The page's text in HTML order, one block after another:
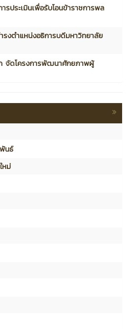
รประเมินเพื่อรับโอนข้าราชการพล
งตำแหน่งอธิการบดีมหาวิทยาลัย
จัดโครงการพัฒนาศักยภาพผู้
นธ์
หม่